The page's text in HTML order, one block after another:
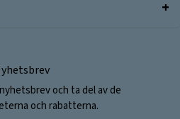
och ta del av de
och rabatterna.